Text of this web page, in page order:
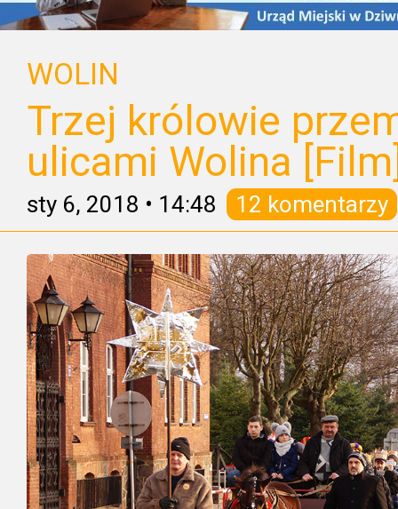
WOLIN
Trzej królowie
ulicami Wolina
sty 6, 2018 • 14:48 12 komentarzy